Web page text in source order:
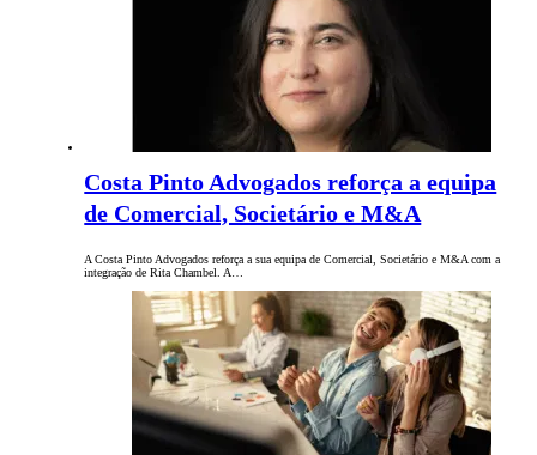
Costa Pinto Advogados reforça a equipa
de Comercial, Societário e M&A
A Costa Pinto Advogados reforça a sua equipa de Comercial, Societário e M&A com a
integração de Rita Chambel. A…